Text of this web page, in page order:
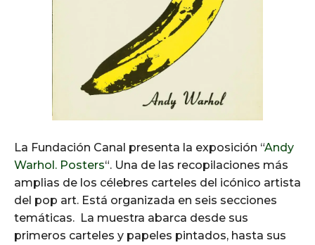
La Fundación Canal presenta la exposición “Andy
Warhol. Posters“. Una de las recopilaciones más
amplias de los célebres carteles del icónico artista
del pop art. Está organizada en seis secciones
temáticas. La muestra abarca desde sus
primeros carteles y papeles pintados, hasta sus